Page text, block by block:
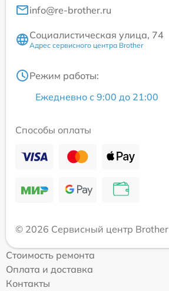
info@re-brother.ru
Социалистическая улица, 74
Адрес сервисного центра Brother
Режим работы:
Ежедневно с 9:00 до 21:00
Способы оплаты
© 2026 Сервисный центр Brother
Стоимость ремонта
Оплата и доставка
Контакты